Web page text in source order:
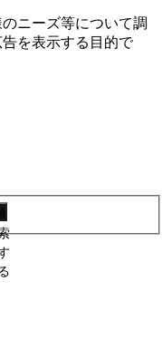
ニーズ等について調
を表⽰する⽬的で